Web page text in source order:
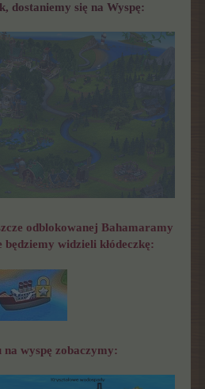
dostaniemy się na Wyspę:
odblokowanej Bahamaramy
będziemy widzieli kłódeczkę:
na wyspę zobaczymy: